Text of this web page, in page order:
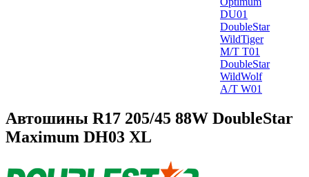
DU01
DoubleStar
WildTiger
M/T T01
DoubleStar
WildWolf
A/T W01
Автошины R17 205/45 88W DoubleStar
Maximum DH03 XL